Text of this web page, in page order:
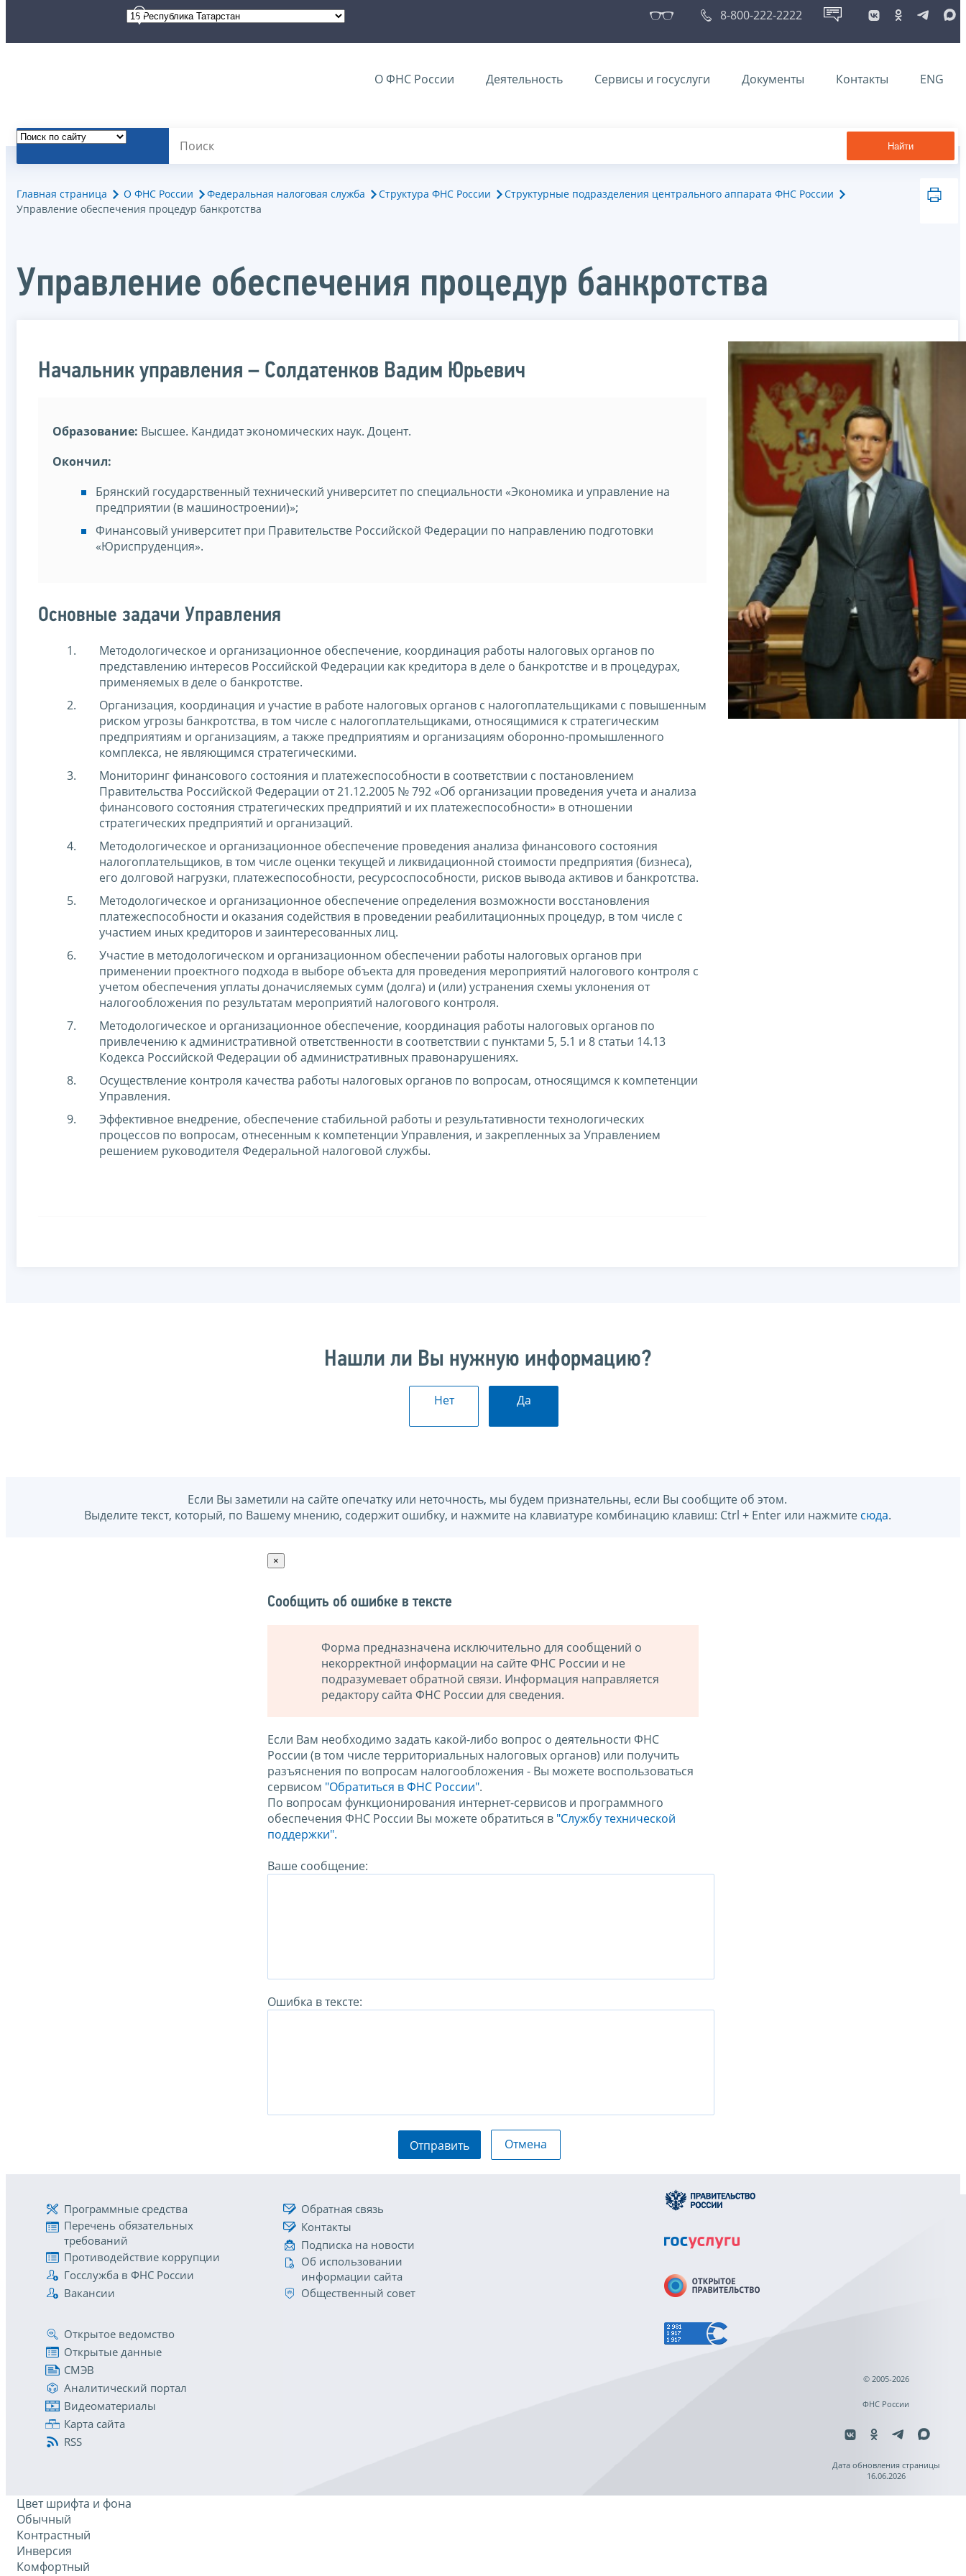
8-800-222-2222
О ФНС России Деятельность Сервисы и госуслуги Документы Контакты ENG
Найти
Главная страница О ФНС России Федеральная налоговая служба Структура ФНС России
Структурные подразделения центрального аппарата ФНС России
Управление обеспечения процедур банкротства
Управление обеспечения процедур банкротства
Начальник управления – Солдатенков Вадим Юрьевич
Образование: Высшее. Кандидат экономических наук. Доцент.
Окончил:
Брянский государственный технический университет по специальности «Экономика и управление на
предприятии (в машиностроении)»;
Финансовый университет при Правительстве Российской Федерации по направлению подготовки
«Юриспруденция».
Основные задачи Управления
Методологическое и организационное обеспечение, координация работы налоговых органов по
представлению интересов Российской Федерации как кредитора в деле о банкротстве и в процедурах,
применяемых в деле о банкротстве.
Организация, координация и участие в работе налоговых органов с налогоплательщиками с повышенным
риском угрозы банкротства, в том числе с налогоплательщиками, относящимися к стратегическим
предприятиям и организациям, а также предприятиям и организациям оборонно-промышленного
комплекса, не являющимся стратегическими.
Мониторинг финансового состояния и платежеспособности в соответствии с постановлением
Правительства Российской Федерации от 21.12.2005 № 792 «Об организации проведения учета и анализа
финансового состояния стратегических предприятий и их платежеспособности» в отношении
стратегических предприятий и организаций.
Методологическое и организационное обеспечение проведения анализа финансового состояния
налогоплательщиков, в том числе оценки текущей и ликвидационной стоимости предприятия (бизнеса),
его долговой нагрузки, платежеспособности, ресурсоспособности, рисков вывода активов и банкротства.
Методологическое и организационное обеспечение определения возможности восстановления
платежеспособности и оказания содействия в проведении реабилитационных процедур, в том числе с
участием иных кредиторов и заинтересованных лиц.
Участие в методологическом и организационном обеспечении работы налоговых органов при
применении проектного подхода в выборе объекта для проведения мероприятий налогового контроля с
учетом обеспечения уплаты доначисляемых сумм (долга) и (или) устранения схемы уклонения от
налогообложения по результатам мероприятий налогового контроля.
Методологическое и организационное обеспечение, координация работы налоговых органов по
привлечению к административной ответственности в соответствии с пунктами 5, 5.1 и 8 статьи 14.13
Кодекса Российской Федерации об административных правонарушениях.
Осуществление контроля качества работы налоговых органов по вопросам, относящимся к компетенции
Управления.
Эффективное внедрение, обеспечение стабильной работы и результативности технологических
процессов по вопросам, отнесенным к компетенции Управления, и закрепленных за Управлением
решением руководителя Федеральной налоговой службы.
Нашли ли Вы нужную информацию?
Нет Да
Если Вы заметили на сайте опечатку или неточность, мы будем признательны, если Вы сообщите об этом.
Выделите текст, который, по Вашему мнению, содержит ошибку, и нажмите на клавиатуре комбинацию клавиш: Ctrl + Enter или нажмите сюда.
×
Сообщить об ошибке в тексте
Форма предназначена исключительно для сообщений о
некорректной информации на сайте ФНС России и не
подразумевает обратной связи. Информация направляется
редактору сайта ФНС России для сведения.
Если Вам необходимо задать какой-либо вопрос о деятельности ФНС
России (в том числе территориальных налоговых органов) или получить
разъяснения по вопросам налогообложения - Вы можете воспользоваться
сервисом "Обратиться в ФНС России".
По вопросам функционирования интернет-сервисов и программного
обеспечения ФНС России Вы можете обратиться в "Службу технической
поддержки".
Ваше сообщение:
Ошибка в тексте:
Отправить Отмена
Программные средства
Перечень обязательных
требований
Противодействие коррупции
Госслужба в ФНС России
Вакансии
Обратная связь
Контакты
Подписка на новости
Об использовании
информации сайта
Общественный совет
Открытое ведомство
Открытые данные
СМЭВ
Аналитический портал
Видеоматериалы
Карта сайта
RSS
© 2005-2026
ФНС России
Дата обновления страницы
16.06.2026
Цвет шрифта и фона
Обычный
Контрастный
Инверсия
Комфортный